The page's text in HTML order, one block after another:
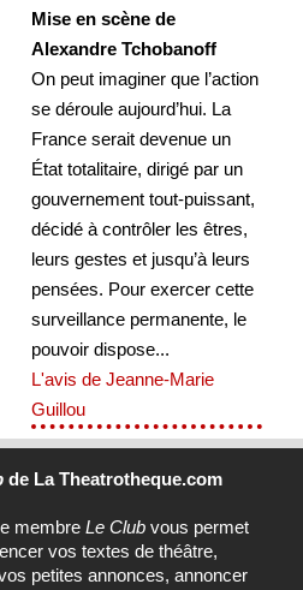
Mise en scène de
Alexandre Tchobanoff
On peut imaginer que l’action
se déroule aujourd’hui. La
France serait devenue un
État totalitaire, dirigé par un
gouvernement tout-puissant,
décidé à contrôler les êtres,
leurs gestes et jusqu’à leurs
pensées. Pour exercer cette
surveillance permanente, le
pouvoir dispose...
L'avis de Jeanne-Marie
Guillou
de La Theatrotheque.com
membreLe Club vous permet
vos textes de théâtre,
petites annonces, annoncer